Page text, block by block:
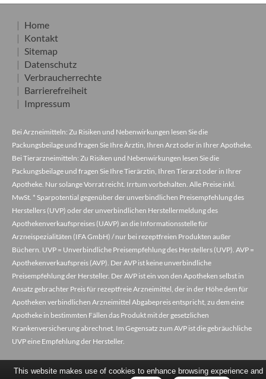
Home
Kontakt
Sitemap
Datenschutz
Verbraucherrechte
Barrierefreiheit
Impressum
Bei Arzneimitteln: Zu Risiken und Nebenwirkungen lesen Sie die
Packungsbeilage und fragen Sie Ihre Ärztin, Ihren Arzt oder in Ihrer Apotheke.
Bei Tierarzneimitteln: Zu Risiken und Nebenwirkungen lesen Sie die
Packungsbeilage und fragen Sie Ihre Tierärztin, Ihren Tierarzt oder in Ihrer
Apotheke. Nur solange Vorrat reicht. Irrtum vorbehalten. Alle Preise inkl.
MwSt. * Sparpotential gegenüber der unverbindlichen Preisempfehlung des
Herstellers (UVP) oder der unverbindlichen Herstellermeldung des
Apothekenverkaufspreises (UAVP) an die Informationsstelle für
Arzneispezialitäten (IFA GmbH) / nur bei rezeptfreien Produkten außer
Büchern. UVP = Unverbindliche Preisempfehlung des Herstellers (UVP). AVP =
Apothekenverkaufspreis (AVP). Der AVP ist keine unverbindliche
Preisempfehlung der Hersteller. Der AVP ist ein von den Apotheken selbst in
Ansatz gebrachter Preis für rezeptfreie Arzneimittel, der in der Höhe dem für
Apotheken verbindlichen Arzneimittel Abgabepreis entspricht, zu dem eine
Apotheke in bestimmten Fällen das Produkt mit der gesetzlichen
Krankenversicherung abrechnet. Im Gegensatz zum AVP ist die gebräuchliche
UVP eine Empfehlung der Hersteller.
This website makes use of cookies to enhance browsing experience and